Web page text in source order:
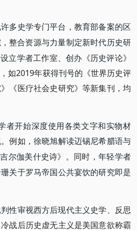
多史学专门平台，教育部备案的区
整合资源与力量制定新时代历史研
立学者工作室、创办《历史评论》
如2019年获得刊号的《世界历史评
《医疗社会史研究》等新集刊，均
者开始深度使用各类文字和实物材
例如，徐晓旭解读迈锡尼希腊语与
尔伽美什史诗》。同时，年轻学者
关于罗马帝国公共宴饮的研究即是
性审视西方后现代主义史学、反思
战后历史虚无主义是美国意欲称霸